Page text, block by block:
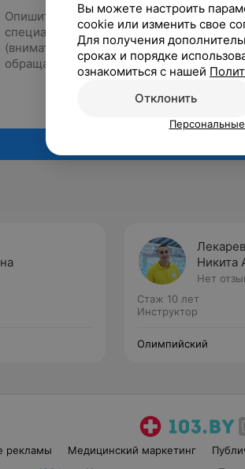
Лекарев
Никита
Нет
Стаж 10 лет
Инструктор
Олимпийский
рекламы Медицинский маркетинг
Вы можете настроить
cookie или изменить свое
Для получения
сроках и порядке
ознакомиться с нашей
Отклонить